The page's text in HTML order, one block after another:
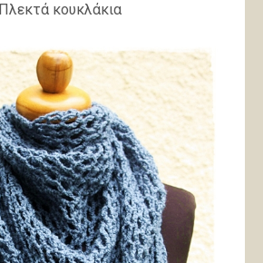
Πλεκτά κουκλάκια